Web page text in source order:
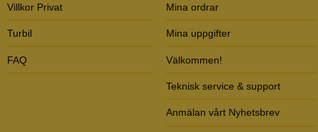
Villkor Privat
Turbil
FAQ
Mina ordrar
Mina uppgifter
Välkommen!
Teknisk service & support
Anmälan vårt Nyhetsbrev